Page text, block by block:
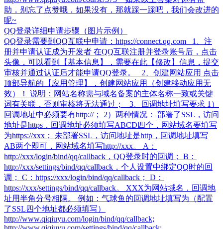
助，别忘了点赞哦，如果没有，那就踩一踩吧，我们会改进的
呢~
QQ登录详细申请步骤（图片示例）
QQ登录需要到QQ互联中申请：https://connect.qq.com 1、注
册并申请认证成为开发者 在QQ互联注册并登录账号后，点击
头像，可以看到【基本信息】，需要在此【修改】信息，提交
审核并通过认证后才能申请QQ登录。 2、创建网站应用 点击
顶部导航的【应用管理】，创建网站应用（创建移动应用无
效）！ 说明：网站名称需与域名备案的主体名称一致或关键
词有关联，否则审核将无法通过； 3、回调地址填写要求 1）
回调地址中必须要有http://； 2）两种情况： 部署了SSL，访问
地址是https，回调地址必须填写ABCD四个，网站域名要填写
为https://xxx； 未部署SSL，访问地址是http，回调地址填写
AB两个即可，网站域名填写http://xxx。 A：
http://xxx/login/bind/qq/callback，QQ登录时的回调； B：
http://xxx/settings/bind/qq/callback，个人设置中绑定QQ时的回
调； C：https://xxx/login/bind/qq/callback； D：
https://xxx/settings/bind/qq/callback。 XXX为网站域名，回调地
址用半角分号相隔。 例如：气球鱼的回调地址填写为（配置
了SSL四个地址都必须填写）
http://www.qiqiuyu.com/login/bind/qq/callback;